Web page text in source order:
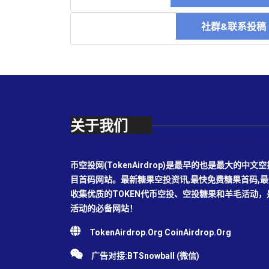
社群&联系投
关于我们
币空投网(TokenAirdrop)是最早的也是最大的中文
目首码网站。最新糖果空投资讯,最快免费糖果首码,
收集优质的TOKEN代币空投、空投糖果和羊毛活动
活动的必备网站！
TokenAirdrop.Org CoinAirdrop.Org
广告对接:BTSnowball (微信)